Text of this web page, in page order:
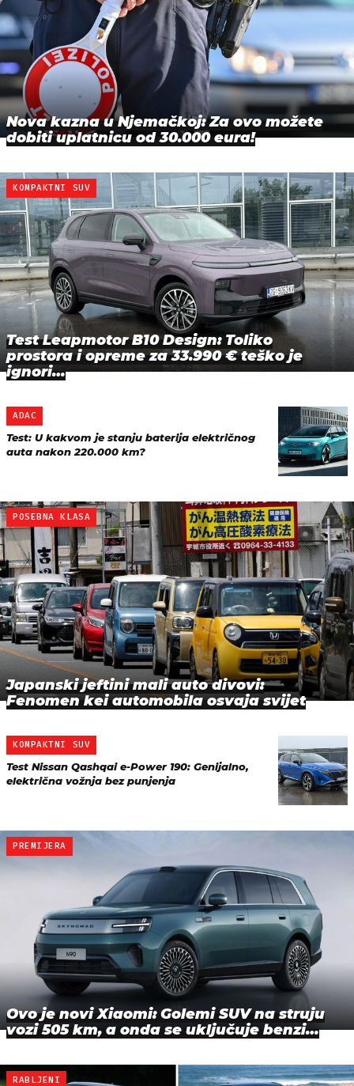
Nova kazna u Njemačkoj: Za ovo možete
dobiti uplatnicu od 30.000 eura!
KOMPAKTNI SUV
Test Leapmotor B10 Design: Toliko
prostora i opreme za 33.990 € teško je
ignori…
ADAC
Test: U kakvom je stanju baterija električnog
auta nakon 220.000 km?
POSEBNA KLASA
Japanski jeftini mali auto divovi:
Fenomen kei automobila osvaja svijet
KOMPAKTNI SUV
Test Nissan Qashqai e-Power 190: Genijalno,
električna vožnja bez punjenja
PREMIJERA
Ovo je novi Xiaomi: Golemi SUV na struju
vozi 505 km, a onda se uključuje benzi…
RABLJENI